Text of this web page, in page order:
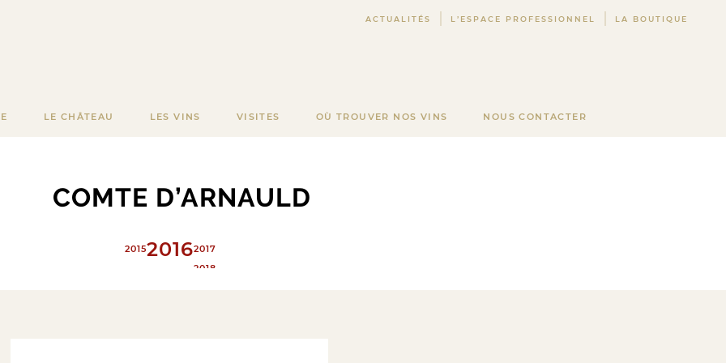
ACTUALITÉS L’ESPACE PROFESSIONNEL LA BOUTIQUE
LE CHÂTEAU LES VINS VISITES OÙ TROUVER NOS VINS NOUS CONTACTER
COMTE D’ARNAULD
201520162017
2018